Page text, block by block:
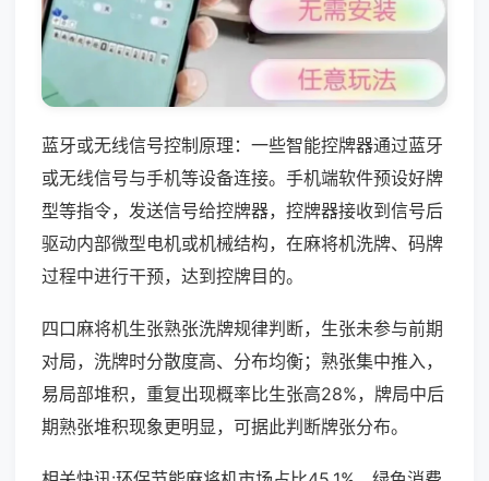
蓝牙或无线信号控制原理：一些智能控牌器通过蓝牙
或无线信号与手机等设备连接。手机端软件预设好牌
型等指令，发送信号给控牌器，控牌器接收到信号后
驱动内部微型电机或机械结构，在麻将机洗牌、码牌
过程中进行干预，达到控牌目的。
四口麻将机生张熟张洗牌规律判断，生张未参与前期
对局，洗牌时分散度高、分布均衡；熟张集中推入，
易局部堆积，重复出现概率比生张高28%，牌局中后
期熟张堆积现象更明显，可据此判断牌张分布。